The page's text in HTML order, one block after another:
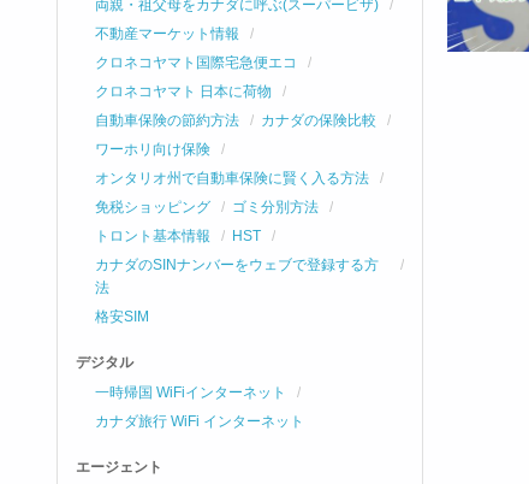
両親・祖父母をカナダに呼ぶ(スーパービザ)
不動産マーケット情報
クロネコヤマト国際宅急便エコ
クロネコヤマト 日本に荷物
自動車保険の節約方法
カナダの保険比較
ワーホリ向け保険
オンタリオ州で自動車保険に賢く入る方法
免税ショッピング
ゴミ分別方法
トロント基本情報
HST
カナダのSINナンバーをウェブで登録する方
法
格安SIM
デジタル
一時帰国 WiFiインターネット
カナダ旅行 WiFi インターネット
エージェント